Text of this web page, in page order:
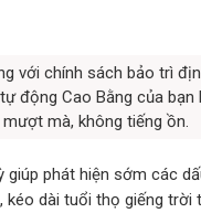
với chính sách bảo trì
động Cao Bằng của bạn
mượt mà, không tiếng ồn.
giúp phát hiện sớm các
dài tuổi thọ giếng trời